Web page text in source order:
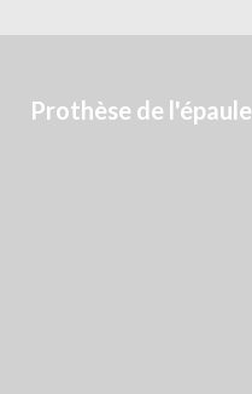
Prothèse de l'épaule